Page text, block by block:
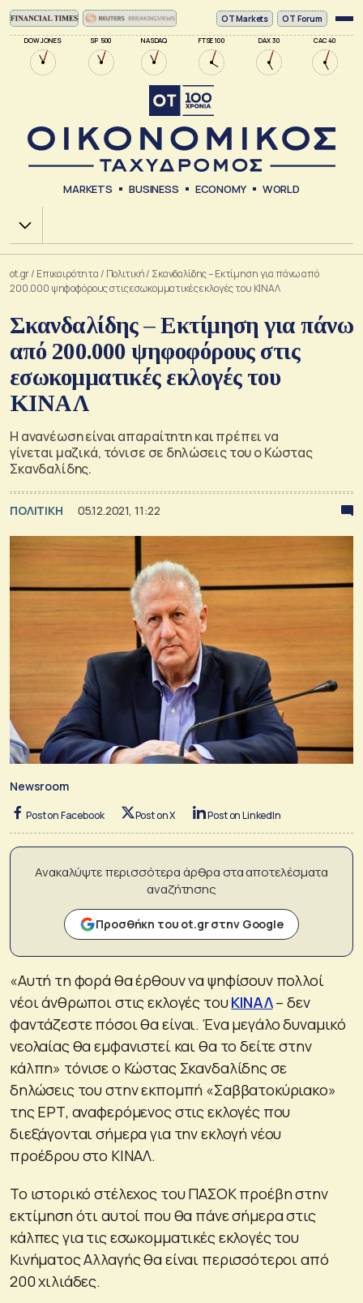
DOW JONES SP 500 NASDAQ FTSE 100 DAX 30 CAC 40
ΟΤ Markets OT Forum
MARKETS BUSINESS ECONOMY WORLD
Χ.Α.
ot.gr/ Επικαιρότητα / Πολιτική/ Σκανδαλίδης – Εκτίμηση για πάνω από
200.000 ψηφοφόρους στις εσωκομματικές εκλογές του ΚΙΝΑΛ
Σκανδαλίδης – Εκτίμηση για πάνω
από 200.000 ψηφοφόρους στις
εσωκομματικές εκλογές του
ΚΙΝΑΛ
Η ανανέωση είναι απαραίτητη και πρέπει να
γίνεται μαζικά, τόνισε σε δηλώσεις του ο Κώστας
Σκανδαλίδης.
ΠΟΛΙΤΙΚΗ 05.12.2021, 11:22
Newsroom
Post on Facebook Post on X Post on LinkedIn
Ανακαλύψτε περισσότερα άρθρα στα αποτελέσματα
αναζήτησης
Προσθήκη του ot.gr στην Google
«Αυτή τη φορά θα έρθουν να ψηφίσουν πολλοί
νέοι άνθρωποι στις εκλογές τουΚΙΝΑΛ– δεν
φαντάζεστε πόσοι θα είναι. Ένα μεγάλο δυναμικό
νεολαίας θα εμφανιστεί και θα το δείτε στην
κάλπη» τόνισε ο Κώστας Σκανδαλίδης σε
δηλώσεις του στην εκπομπή «Σαββατοκύριακο»
της ΕΡΤ, αναφερόμενος στις εκλογές που
διεξάγονται σήμερα για την εκλογή νέου
προέδρου στο ΚΙΝΑΛ.
Το ιστορικό στέλεχος του ΠΑΣΟΚ προέβη στην
εκτίμηση ότι αυτοί που θα πάνε σήμερα στις
κάλπες για τις εσωκομματικές εκλογές του
Κινήματος Αλλαγής θα είναι περισσότεροι από
200 χιλιάδες.